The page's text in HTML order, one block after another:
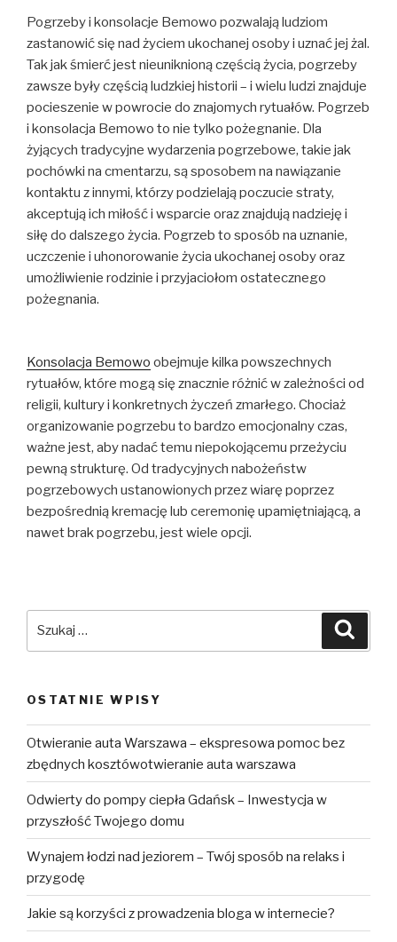
Pogrzeby i konsolacje Bemowo pozwalają ludziom
zastanowić się nad życiem ukochanej osoby i uznać jej żal.
Tak jak śmierć jest nieuniknioną częścią życia, pogrzeby
zawsze były częścią ludzkiej historii – i wielu ludzi znajduje
pocieszenie w powrocie do znajomych rytuałów. Pogrzeb
i konsolacja Bemowo to nie tylko pożegnanie. Dla
żyjących tradycyjne wydarzenia pogrzebowe, takie jak
pochówki na cmentarzu, są sposobem na nawiązanie
kontaktu z innymi, którzy podzielają poczucie straty,
akceptują ich miłość i wsparcie oraz znajdują nadzieję i
siłę do dalszego życia. Pogrzeb to sposób na uznanie,
uczczenie i uhonorowanie życia ukochanej osoby oraz
umożliwienie rodzinie i przyjaciołom ostatecznego
pożegnania.
Konsolacja Bemowo obejmuje kilka powszechnych
rytuałów, które mogą się znacznie różnić w zależności od
religii, kultury i konkretnych życzeń zmarłego. Chociaż
organizowanie pogrzebu to bardzo emocjonalny czas,
ważne jest, aby nadać temu niepokojącemu przeżyciu
pewną strukturę. Od tradycyjnych nabożeństw
pogrzebowych ustanowionych przez wiarę poprzez
bezpośrednią kremację lub ceremonię upamiętniającą, a
nawet brak pogrzebu, jest wiele opcji.
OSTATNIE WPISY
Otwieranie auta Warszawa – ekspresowa pomoc bez
zbędnych kosztówotwieranie auta warszawa
Odwierty do pompy ciepła Gdańsk – Inwestycja w
przyszłość Twojego domu
Wynajem łodzi nad jeziorem – Twój sposób na relaks i
przygodę
Jakie są korzyści z prowadzenia bloga w internecie?